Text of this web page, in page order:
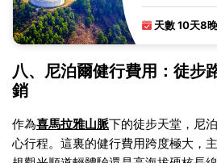
佛教
建築
天數 10天8
八、尼泊爾健行費用：徒步
銷
作為喜馬拉雅山脈下的徒步天堂，尼
心行程。這裏的健行費用跨度極大，